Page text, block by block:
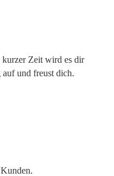
Zeit wird es dir
auf und freust dich.
5 Sternen